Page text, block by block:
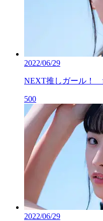
2022/06/29
NEXT推しガール！
500
2022/06/29